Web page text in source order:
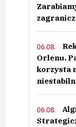
06.08.
Orlenu.
korzysta
06.08.